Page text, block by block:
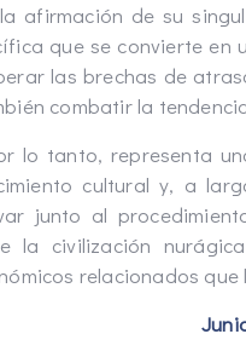
afirmación de su
que se convierte
las brechas de
combatir la
lo tanto, representa
cultural y, a
junto al
la civilización
relacionados